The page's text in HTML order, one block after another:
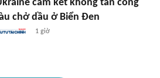
cam kết không tấn công
chở dầu ở Biển Đen
1 giờ